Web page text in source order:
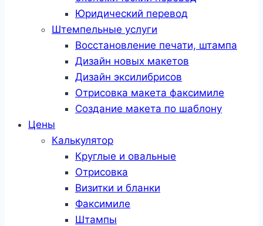
Юридический перевод
Штемпельные услуги
Восстановление печати, штампа
Дизайн новых макетов
Дизайн эксилибрисов
Отрисовка макета факсимиле
Создание макета по шаблону
Цены
Калькулятор
Круглые и овальные
Отрисовка
Визитки и бланки
Факсимиле
Штампы